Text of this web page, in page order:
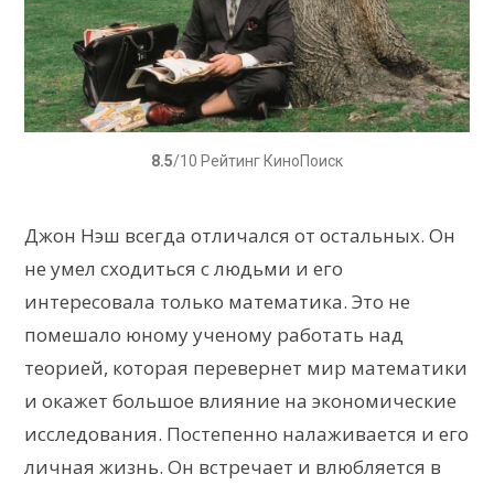
8.5/10 Рейтинг КиноПоиск
Джон Нэш всегда отличался от остальных. Он
не умел сходиться с людьми и его
интересовала только математика. Это не
помешало юному ученому работать над
теорией, которая перевернет мир математики
и окажет большое влияние на экономические
исследования. Постепенно налаживается и его
личная жизнь. Он встречает и влюбляется в